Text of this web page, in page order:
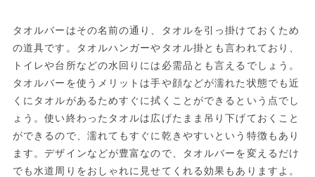
タオルバーはその名前の通り、タオルを引っ掛けておくため
の道具です。タオルハンガーやタオル掛とも言われており、
トイレや台所などの水回りには必需品とも言えるでしょう。
タオルバーを使うメリットは手や顔などが濡れた状態でも近
くにタオルがあるためすぐに拭くことができるという点でし
ょう。使い終わったタオルは広げたまま吊り下げておくこと
ができるので、濡れてもすぐに乾きやすいという特徴もあり
ます。デザインなどが豊富なので、タオルバーを変えるだけ
でも水道周りをおしゃれに見せてくれる効果もありますよ。